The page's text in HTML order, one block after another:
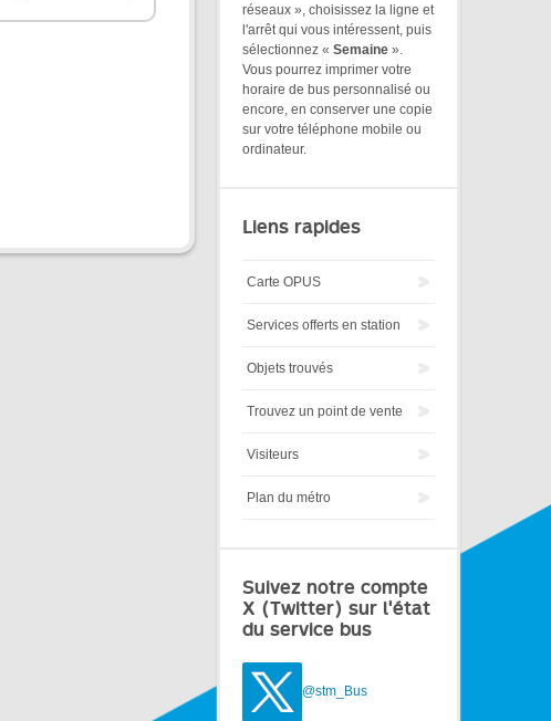
réseaux », choisissez la ligne et
l'arrêt qui vous intéressent, puis
sélectionnez « Semaine ».
Vous pourrez imprimer votre
horaire de bus personnalisé ou
encore, en conserver une copie
sur votre téléphone mobile ou
ordinateur.
Liens rapides
Carte OPUS
Services offerts en station
Objets trouvés
Trouvez un point de vente
Visiteurs
Plan du métro
Suivez notre compte
X (Twitter) sur l'état
du service bus
@stm_Bus